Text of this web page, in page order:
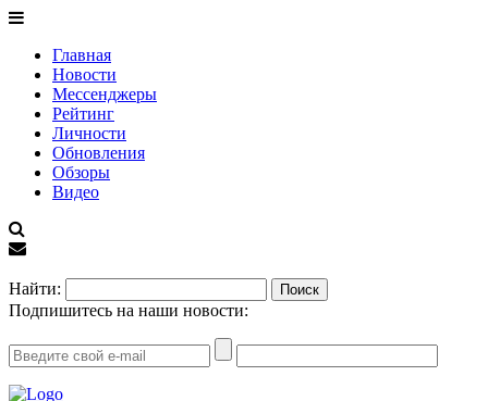
Главная
Новости
Мессенджеры
Рейтинг
Личности
Обновления
Обзоры
Видео
Найти:
Подпишитесь на наши новости: